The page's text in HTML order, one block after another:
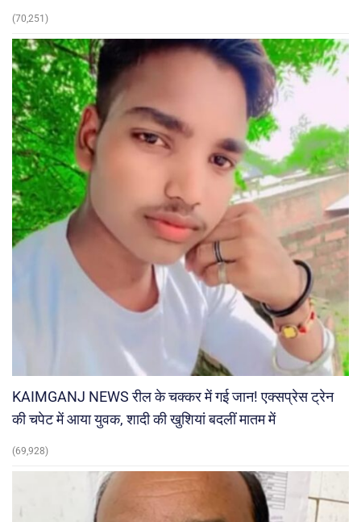
(70,251)
KAIMGANJ NEWS रील के चक्कर में गई जान! एक्सप्रेस ट्रेन
की चपेट में आया युवक, शादी की खुशियां बदलीं मातम में
(69,928)